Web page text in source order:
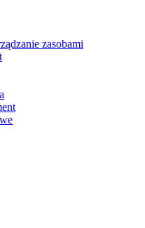
zasobami